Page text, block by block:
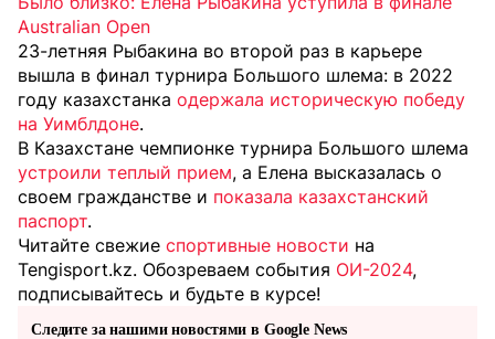
Australian Open
23-летняя Рыбакина во второй раз в карьере
вышла в финал турнира Большого шлема: в 2022
году казахстанка одержала историческую победу
на Уимблдоне.
В Казахстане чемпионке турнира Большого шлема
устроили теплый прием, а Елена высказалась о
своем гражданстве и показала казахстанский
паспорт.
Читайте свежие спортивные новости на
Tengisport.kz. Обозреваем события ОИ-2024,
подписывайтесь и будьте в курсе!
Следите за нашими новостями в Google News